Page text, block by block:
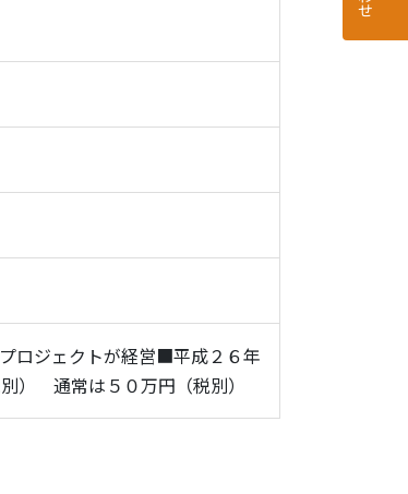
ロジェクトが経営■平成２６年
） 通常は５０万円（税別）